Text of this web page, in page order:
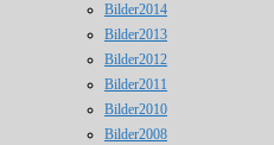
Bilder2014
Bilder2013
Bilder2012
Bilder2011
Bilder2010
Bilder2008